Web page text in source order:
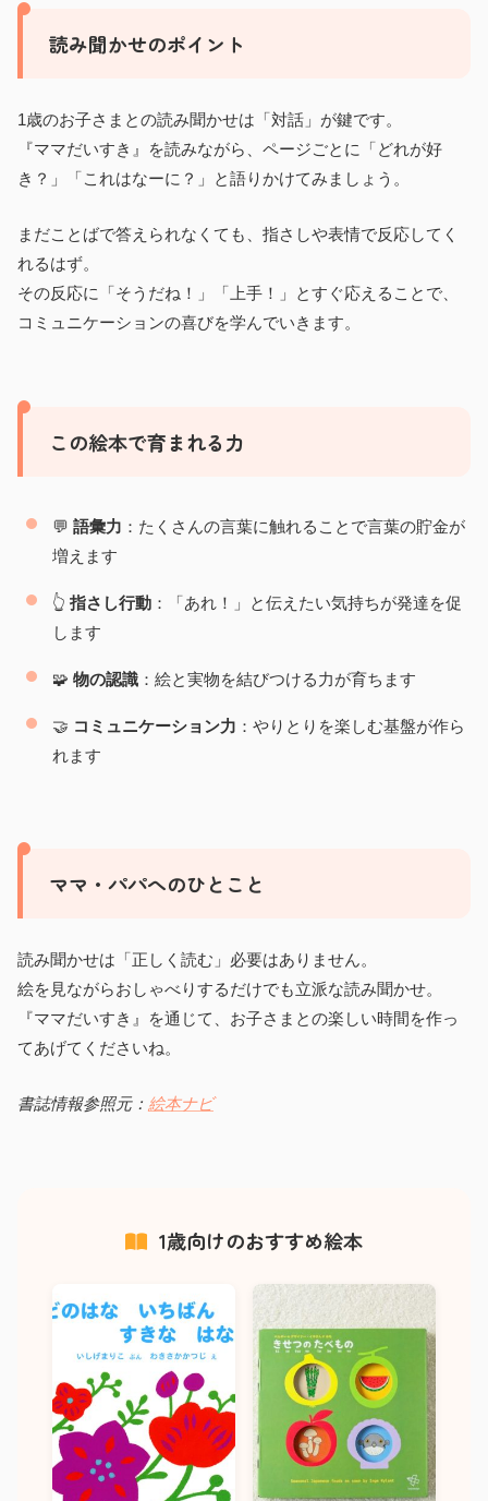
読み聞かせのポイント
1歳のお子さまとの読み聞かせは「対話」が鍵です。
『ママだいすき』を読みながら、ページごとに「どれが好
き？」「これはなーに？」と語りかけてみましょう。
まだことばで答えられなくても、指さしや表情で反応してく
れるはず。
その反応に「そうだね！」「上手！」とすぐ応えることで、
コミュニケーションの喜びを学んでいきます。
この絵本で育まれる力
💬 語彙力 ：たくさんの言葉に触れることで言葉の貯金が
増えます
👆 指さし行動 ：「あれ！」と伝えたい気持ちが発達を促
します
🧩 物の認識 ：絵と実物を結びつける力が育ちます
🤝 コミュニケーション力 ：やりとりを楽しむ基盤が作ら
れます
ママ・パパへのひとこと
読み聞かせは「正しく読む」必要はありません。
絵を見ながらおしゃべりするだけでも立派な読み聞かせ。
『ママだいすき』を通じて、お子さまとの楽しい時間を作っ
てあげてくださいね。
書誌情報参照元： 絵本ナビ
1歳向けのおすすめ絵本